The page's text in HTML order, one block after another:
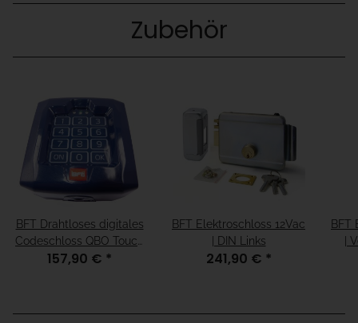
Zubehör
BFT Drahtloses digitales
Codeschloss QBO Touch
10 Kanal 433 MHz
157,90 € *
BFT Elektroschloss 12Vac
| DIN Links
241,90 € *
BFT
|